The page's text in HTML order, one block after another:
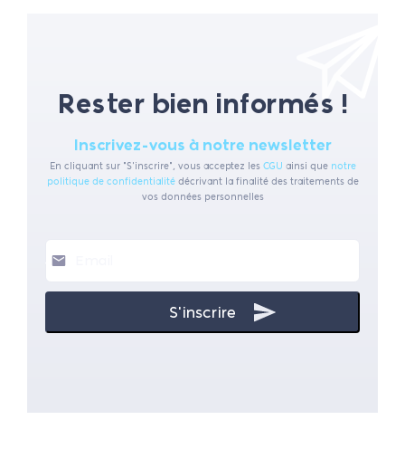
Rester bien informés !
Inscrivez-vous à notre newsletter
En cliquant sur "S'inscrire", vous acceptez les CGU ainsi que notre
politique de confidentialitédécrivant la finalité des traitements de
vos données personnelles